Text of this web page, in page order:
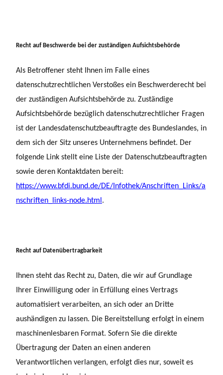
Recht auf Beschwerde bei der zuständigen Aufsichtsbehörde
Als Betroffener steht Ihnen im Falle eines
datenschutzrechtlichen Verstoßes ein Beschwerderecht bei
der zuständigen Aufsichtsbehörde zu. Zuständige
Aufsichtsbehörde bezüglich datenschutzrechtlicher Fragen
ist der Landesdatenschutzbeauftragte des Bundeslandes, in
dem sich der Sitz unseres Unternehmens befindet. Der
folgende Link stellt eine Liste der Datenschutzbeauftragten
sowie deren Kontaktdaten bereit:
https://www.bfdi.bund.de/DE/Infothek/Anschriften_Links/a
nschriften_links-node.html .
Recht auf Datenübertragbarkeit
Ihnen steht das Recht zu, Daten, die wir auf Grundlage
Ihrer Einwilligung oder in Erfüllung eines Vertrags
automatisiert verarbeiten, an sich oder an Dritte
aushändigen zu lassen. Die Bereitstellung erfolgt in einem
maschinenlesbaren Format. Sofern Sie die direkte
Übertragung der Daten an einen anderen
Verantwortlichen verlangen, erfolgt dies nur, soweit es